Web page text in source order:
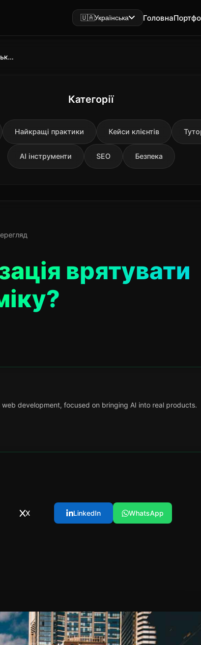
🇺🇦Українська Головна
Чи може урбанізація врятувати сільську економіку?
Категорії
Найкращі практики Кейси клієнтів
AI інструменти SEO Безпека
врятувати
web development, focused on bringing AI into real products.
X LinkedIn WhatsApp